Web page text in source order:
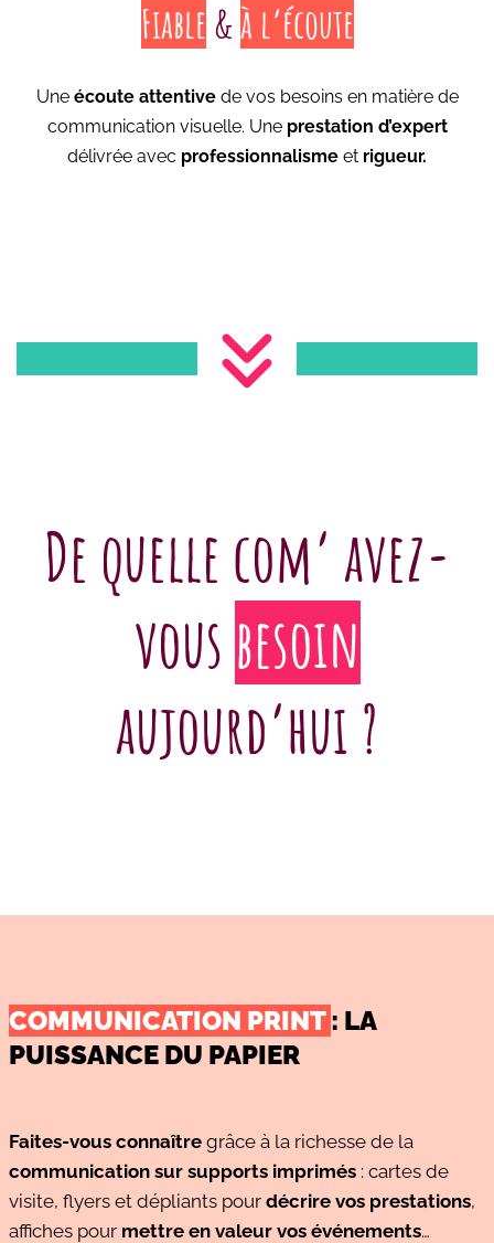
Fiable&à l’écoute
Une écoute attentivede vos besoins en matière de
communication visuelle. Une prestation d’expert
délivrée avec professionnalisme et rigueur.
De quelle com’ avez-
vous besoin
aujourd’hui ?
COMMUNICATION PRINT: LA
PUISSANCE DU PAPIER
Faites-vous connaîtregrâce à la richesse de la
communication sur supports imprimés: cartes de
visite, flyers et dépliants pour décrire vos prestations,
affiches pour mettre en valeur vos événements…